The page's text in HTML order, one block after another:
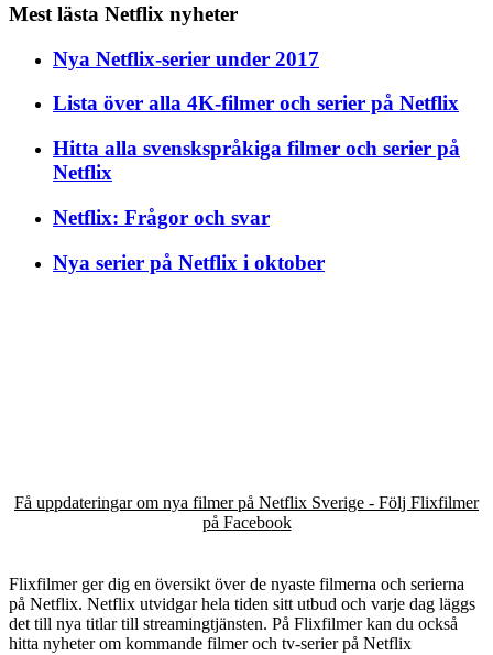
Mest lästa Netflix nyheter
Nya Netflix-serier under 2017
Lista över alla 4K-filmer och serier på Netflix
Hitta alla svenskspråkiga filmer och serier på
Netflix
Netflix: Frågor och svar
Nya serier på Netflix i oktober
Få uppdateringar om nya filmer på Netflix Sverige - Följ Flixfilmer
på Facebook
Flixfilmer ger dig en översikt över de nyaste filmerna och serierna
på Netflix. Netflix utvidgar hela tiden sitt utbud och varje dag läggs
det till nya titlar till streamingtjänsten. På Flixfilmer kan du också
hitta nyheter om kommande filmer och tv-serier på Netflix